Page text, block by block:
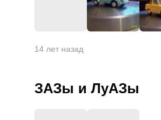
14 лет назад
ЗАЗы и ЛуАЗы